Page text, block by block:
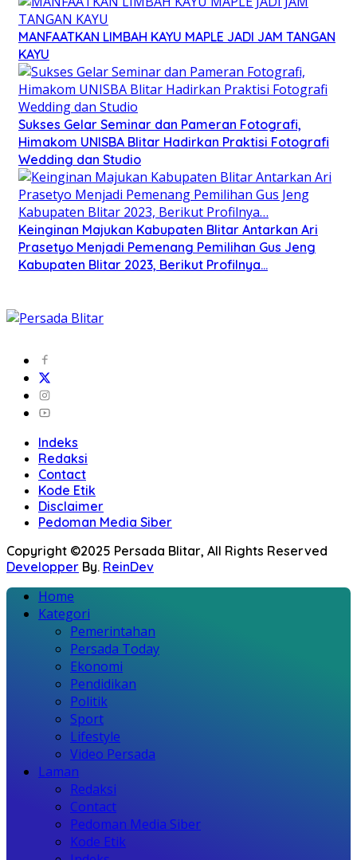
MANFAATKAN LIMBAH KAYU MAPLE JADI JAM TANGAN
KAYU
Sukses Gelar Seminar dan Pameran Fotografi,
Himakom UNISBA Blitar Hadirkan Praktisi Fotografi
Wedding dan Studio
Keinginan Majukan Kabupaten Blitar Antarkan Ari
Prasetyo Menjadi Pemenang Pemilihan Gus Jeng
Kabupaten Blitar 2023, Berikut Profilnya…
Indeks
Redaksi
Contact
Kode Etik
Disclaimer
Pedoman Media Siber
Copyright ©2025 Persada Blitar, All Rights Reserved
Developper By. ReinDev
Home
Kategori
Pemerintahan
Persada Today
Ekonomi
Pendidikan
Politik
Sport
Lifestyle
Video Persada
Laman
Redaksi
Contact
Pedoman Media Siber
Kode Etik